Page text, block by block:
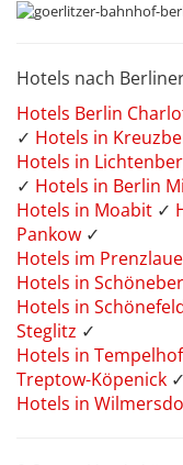
Hotels nach
Hotels Berlin
✓ Hotels in
Hotels in
✓ Hotels in Berlin
Hotels in Moabit ✓
Pankow ✓
Hotels im
Hotels in
Hotels in
Steglitz ✓
Hotels in Tempelhof
Treptow-Köpenick ✓
Hotels in